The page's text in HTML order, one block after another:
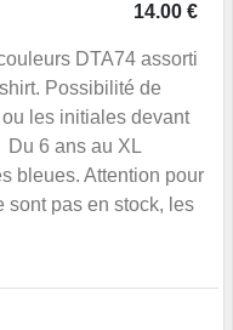
14.00 €
DTA74 assorti
Possibilité de
les initiales devant
6 ans au XL
bleues. Attention pour
sont pas en stock, les